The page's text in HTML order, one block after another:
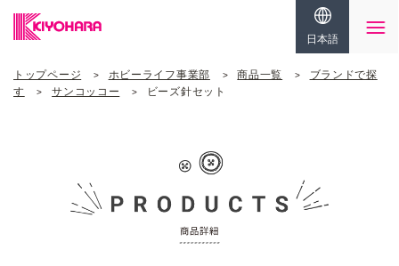
日本語
トップページ ホビーライフ事業部 商品一覧
ブランドで探
す
サンコッコー ビーズ針セット